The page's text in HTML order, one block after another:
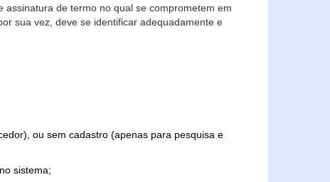
de termo no qual se comprometem em
sua vez, deve se identificar adequadamente e
ou sem cadastro (apenas para pesquisa e
sistema;